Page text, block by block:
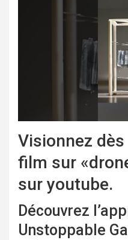
Visionnez
film sur
sur youtube.
Découvrez
Unstoppable